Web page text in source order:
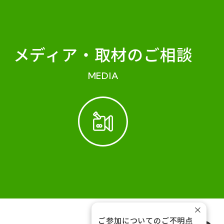
メディア・ 取材のご相談
MEDIA
ご参加についてのご不明点
×